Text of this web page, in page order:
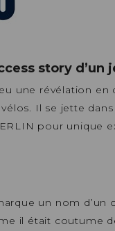
story
une révélation
Il se jette
pour unique
un nom
il était coutume